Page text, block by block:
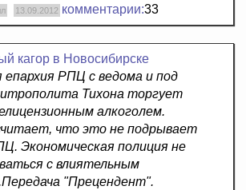
13.09.2012 комментарии:33
кагор в Новосибирске
епархия РПЦ с ведома и под
Тихона торгует
алкоголем.
что это не подрывает
Экономическая полиция не
с влиятельным
"Прецендент".